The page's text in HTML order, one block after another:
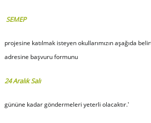
SEMEP
projesine katılmak isteyen okullarımızın aşağıda
adresine başvuru formunu
24 Aralık Salı
gününe kadar göndermeleri yeterli olacaktır.'